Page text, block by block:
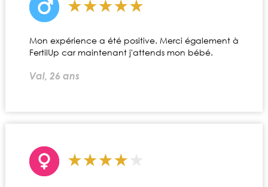
Mon expérience a été positive. Merci également à
FertilUp car maintenant j'attends mon bébé.
Val, 26 ans